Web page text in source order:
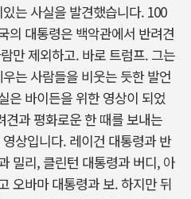
는 사실을 발견했습니다. 100
의 대통령은 백악관에서 반려견
만 제외하고. 바로 트럼프. 그는
는 사람들을 비웃는 듯한 발언
은 바이든을 위한 영상이 되었
과 평화로운 한 때를 보내는
상입니다. 레이건 대통령과 반
밀리, 클린턴 대통령과 버디, 아
오바마 대통령과 보. 하지만 뒤